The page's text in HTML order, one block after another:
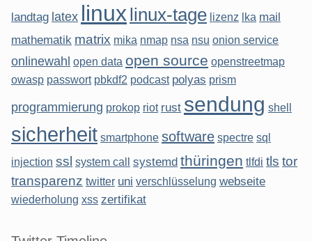
landtag latex linux linux-tage lizenz lka mail
mathematik matrix mika nmap nsa nsu onion service
onlinewahl open data open source openstreetmap
owasp passwort pbkdf2 podcast polyas prism
programmierung prokop riot rust sendung shell
sicherheit smartphone software spectre sql
injection ssl system call systemd thüringen tlfdi tls tor
transparenz twitter uni verschlüsselung webseite
wiederholung xss zertifikat